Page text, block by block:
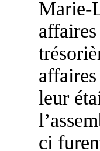
Marie-
leur
ci